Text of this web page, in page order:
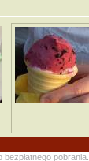
bezpłatnego